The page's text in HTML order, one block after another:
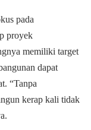
pada
proyek
memiliki target
dapat
“Tanpa
kerap kali tidak